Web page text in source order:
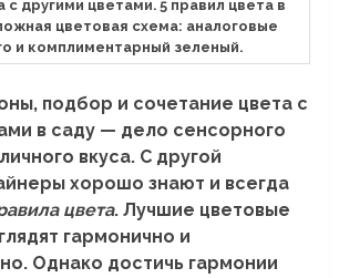
с другими цветами. 5 правил цвета в
цветовая схема: аналоговые
и комплиментарный зеленый.
подбор и сочетание цвета с
в саду — дело сенсорного
вкуса. С другой
хорошо знают и всегда
цвета. Лучшие цветовые
гармонично и
Однако достичь гармонии